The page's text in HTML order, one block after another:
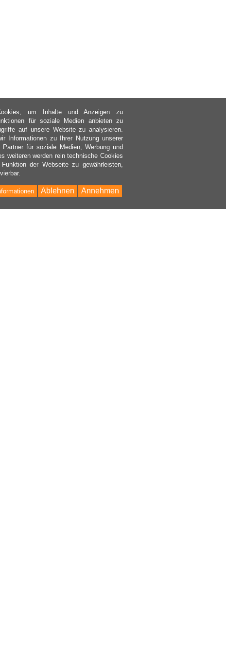
um Inhalte und Anzeigen zu
für soziale Medien anbieten zu
auf unsere Website zu analysieren.
Informationen zu Ihrer Nutzung unserer
für soziale Medien, Werbung und
weiteren werden rein technische Cookies
der Webseite zu gewährleisten,
Annehmen
Ablehnen